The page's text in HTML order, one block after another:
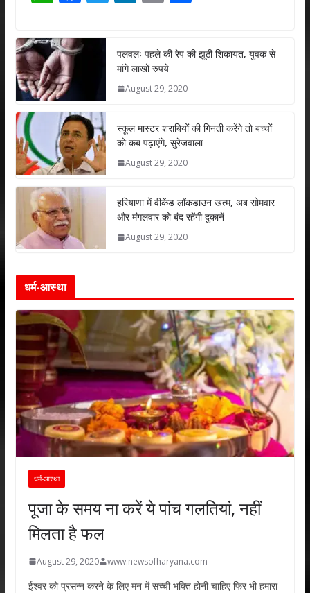
at
s
A
p
p
e
b
o
k
er e
dI
n
l e
पलवलः पहले की रेप की झूठी शिकायत, युवक से
मांगे लाखों रुपये
August 29, 2020
स्कूल मास्टर शराबियों की गिनती करेंगे तो बच्चों
को कब पढ़ाएंगे, सुरेजवाला
August 29, 2020
हरियाणा में वीकेंड लॉकडाउन खत्म, अब सोमवार
और मंगलवार को बंद रहेंगी दुकानें
August 29, 2020
धर्म-आस्था
धर्म-आस्था
पूजा के समय ना करें ये पांच गलतियां, नहीं
मिलता है फल
August 29, 2020 www.newsofharyana.com
ईश्वर को प्रसन्न करने के लिए मन में सच्ची भक्ति होनी चाहिए फिर भी हमारा